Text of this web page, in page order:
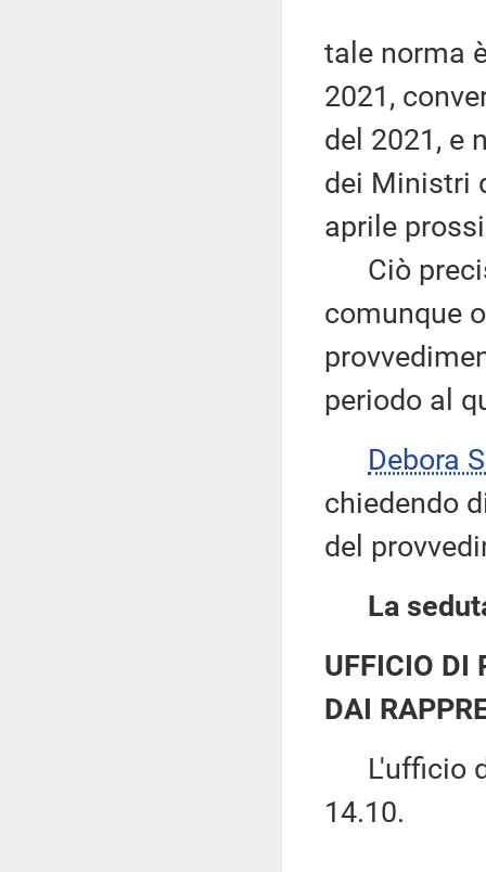
tale norma
2021,
del 2021, e
dei Ministri
aprile
Ciò
comunque
periodo al
Debora
chiedendo
del
La
UFFICIO DI
DAI
L'ufficio
14.10.